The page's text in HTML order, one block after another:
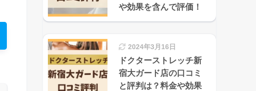
や効果を含んで評価！
2024年3月16日
ドクターストレッチ新
宿大ガード店の口コミ
と評判は？料金や効果